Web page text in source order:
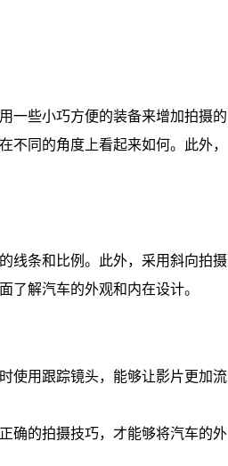
一些小巧方便的装备来增加拍摄的
不同的角度上看起来如何。此外，
线条和比例。此外，采用斜向拍摄
了解汽车的外观和内在设计。
使用跟踪镜头，能够让影片更加流
确的拍摄技巧，才能够将汽车的外